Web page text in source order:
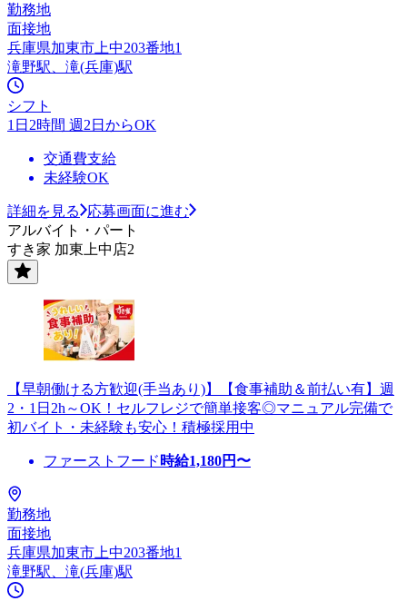
勤務地
面接地
兵庫県加東市上中203番地1
滝野駅、滝(兵庫)駅
シフト
1日2時間 週2日からOK
交通費支給
未経験OK
詳細を見る
応募画面に進む
アルバイト・パート
すき家 加東上中店2
【早朝働ける方歓迎(手当あり)】【食事補助＆前払い有】週
2・1日2h～OK！セルフレジで簡単接客◎マニュアル完備で
初バイト・未経験も安心！積極採用中
ファーストフード 時給1,180円〜
勤務地
面接地
兵庫県加東市上中203番地1
滝野駅、滝(兵庫)駅